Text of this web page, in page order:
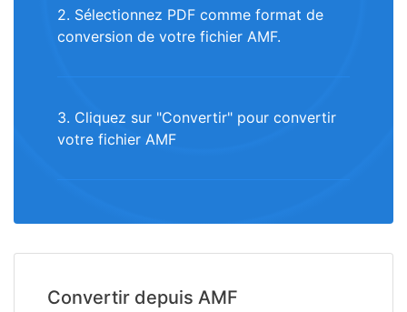
2. Sélectionnez PDF comme format de
conversion de votre fichier AMF.
3. Cliquez sur "Convertir" pour convertir
votre fichier AMF
Convertir depuis AMF